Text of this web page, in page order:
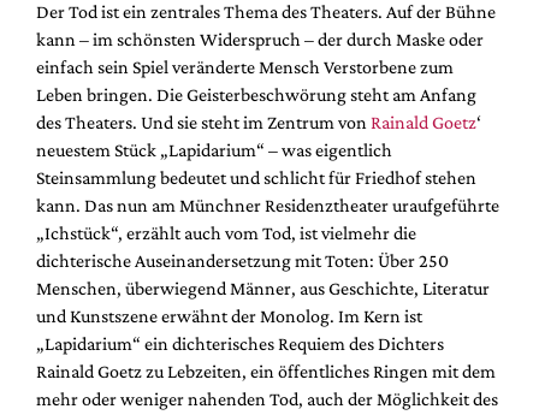
Shop / Abo
Newsletter
Redaktion
Autor:innen
Partner
Mediadaten
Suche
Der Tod ist ein zentrales Thema des Theaters. Auf der Bühne
kann – im schönsten Widerspruch – der durch Maske oder
einfach sein Spiel veränderte Mensch Verstorbene zum
Leben bringen. Die Geisterbeschwörung steht am Anfang
des Theaters. Und sie steht im Zentrum von Rainald Goetz‘
neuestem Stück „Lapidarium“ – was eigentlich
Steinsammlung bedeutet und schlicht für Friedhof stehen
kann. Das nun am Münchner Residenztheater uraufgeführte
„Ichstück“, erzählt auch vom Tod, ist vielmehr die
dichterische Auseinandersetzung mit Toten: Über 250
Menschen, überwiegend Männer, aus Geschichte, Literatur
und Kunstszene erwähnt der Monolog. Im Kern ist
„Lapidarium“ ein dichterisches Requiem des Dichters
Rainald Goetz zu Lebzeiten, ein öffentliches Ringen mit dem
mehr oder weniger nahenden Tod, auch der Möglichkeit des